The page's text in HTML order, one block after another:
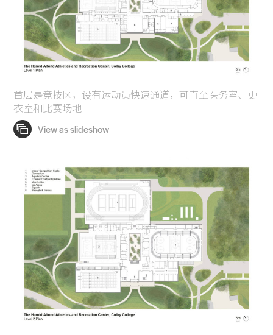
首层是竞技区，设有运动员快速通道，可直至医务室、更
衣室和比赛场地